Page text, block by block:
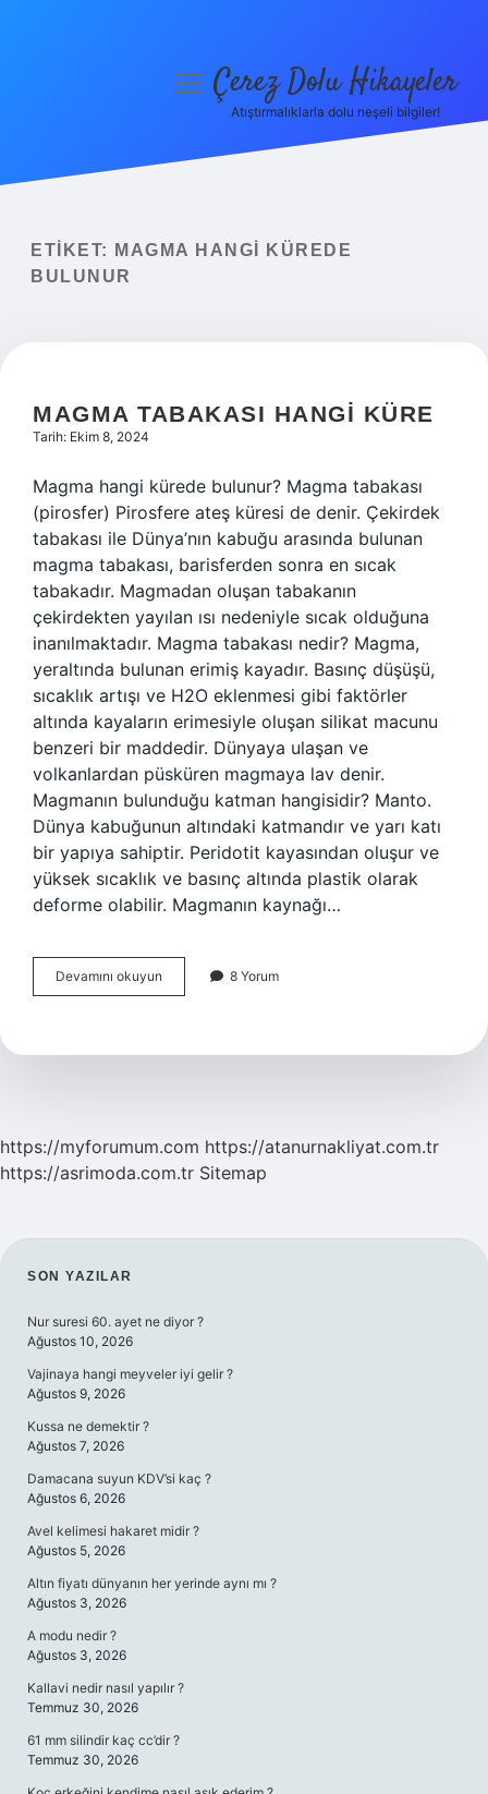
Yasal Uyarı
menüyüÇerez Dolu Hikayeler
Atıştırmalıklarla dolu neşeli bilgiler!
ETIKET:
MAGMA HANGI KÜREDE
BULUNUR
MAGMA TABAKASI HANGI KÜRE
Tarih: Ekim 8, 2024
Magma hangi kürede bulunur? Magma tabakası
(pirosfer) Pirosfere ateş küresi de denir. Çekirdek
tabakası ile Dünya’nın kabuğu arasında bulunan
magma tabakası, barisferden sonra en sıcak
tabakadır. Magmadan oluşan tabakanın
çekirdekten yayılan ısı nedeniyle sıcak olduğuna
inanılmaktadır. Magma tabakası nedir? Magma,
yeraltında bulunan erimiş kayadır. Basınç düşüşü,
sıcaklık artışı ve H2O eklenmesi gibi faktörler
altında kayaların erimesiyle oluşan silikat macunu
benzeri bir maddedir. Dünyaya ulaşan ve
volkanlardan püsküren magmaya lav denir.
Magmanın bulunduğu katman hangisidir? Manto.
Dünya kabuğunun altındaki katmandır ve yarı katı
bir yapıya sahiptir. Peridotit kayasından oluşur ve
yüksek sıcaklık ve basınç altında plastik olarak
deforme olabilir. Magmanın kaynağı…
Devamını okuyun
Tabakası
8 Yorum
https://myforumum.com https://atanurnakliyat.com.tr
https://asrimoda.com.tr Sitemap
SIDEBAR
SON YAZILAR
Nur suresi 60. ayet ne diyor ?
Ağustos 10, 2026
Vajinaya hangi meyveler iyi gelir ?
Ağustos 9, 2026
Kussa ne demektir ?
Ağustos 7, 2026
Damacana suyun KDV’si kaç ?
Ağustos 6, 2026
Avel kelimesi hakaret midir ?
Ağustos 5, 2026
Altın fiyatı dünyanın her yerinde aynı mı ?
Ağustos 3, 2026
A modu nedir ?
Ağustos 3, 2026
Kallavi nedir nasıl yapılır ?
Temmuz 30, 2026
61 mm silindir kaç cc’dir ?
Temmuz 30, 2026